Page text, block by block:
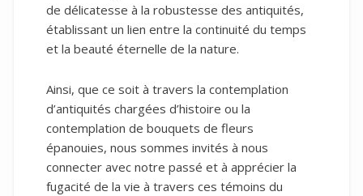
de délicatesse à la robustesse des antiquités,
établissant un lien entre la continuité du temps
et la beauté éternelle de la nature.
Ainsi, que ce soit à travers la contemplation
d’antiquités chargées d’histoire ou la
contemplation de bouquets de fleurs
épanouies, nous sommes invités à nous
connecter avec notre passé et à apprécier la
fugacité de la vie à travers ces témoins du